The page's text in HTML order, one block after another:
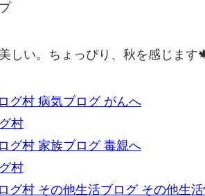
しい。ちょっぴり、秋を感じます
村
村